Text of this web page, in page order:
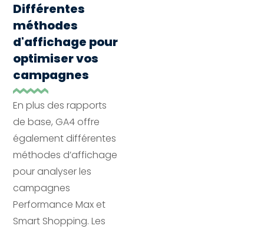
Différentes
méthodes
d'affichage pour
optimiser vos
campagnes
En plus des rapports
de base, GA4 offre
également différentes
méthodes d’affichage
pour analyser les
campagnes
Performance Max et
Smart Shopping. Les